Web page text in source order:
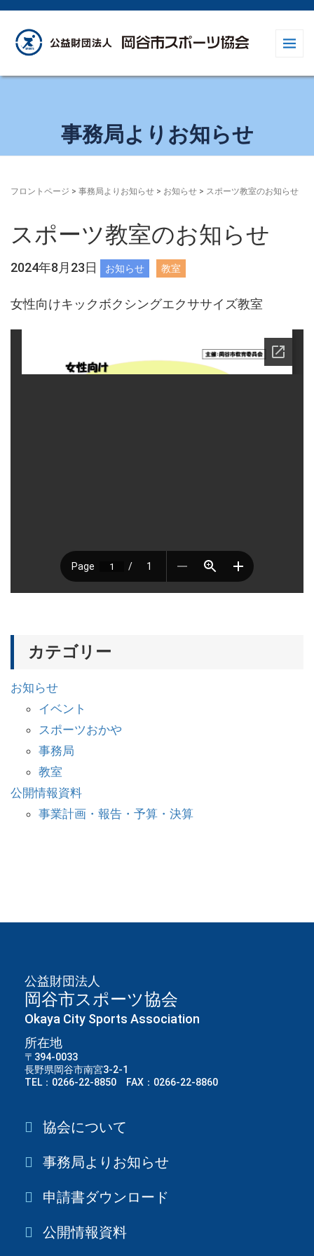
事務局よりお知らせ
フロントページ > 事務局よりお知らせ > お知らせ > スポーツ教室のお知らせ
スポーツ教室のお知らせ
2024年8月23日 お知らせ 教室
女性向けキックボクシングエクササイズ教室
カテゴリー
お知らせ
イベント
スポーツおかや
事務局
教室
公開情報資料
事業計画・報告・予算・決算
公益財団法人
岡谷市スポーツ協会
Okaya City Sports Association
所在地
〒394-0033
長野県岡谷市南宮3-2-1
TEL：0266-22-8850 FAX：0266-22-8860
協会について
事務局よりお知らせ
申請書ダウンロード
公開情報資料